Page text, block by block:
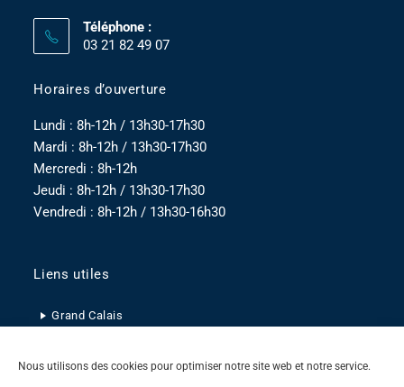
Nous utilisons des cookies pour optimiser notre site web et notre service.
Téléphone :
03 21 82 49 07
Horaires d’ouverture
Lundi : 8h-12h / 13h30-17h30
Mardi : 8h-12h / 13h30-17h30
Mercredi : 8h-12h
Jeudi : 8h-12h / 13h30-17h30
Vendredi : 8h-12h / 13h30-16h30
Liens utiles
Grand Calais